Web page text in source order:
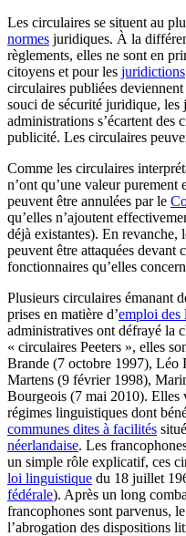
Les circulaires se situent au
normes juridiques. À la
règlements, elles ne sont en
citoyens et pour les juridictions
circulaires publiées
souci de sécurité juridique,
administrations s’écartent des
publicité. Les circulaires
Comme les circulaires
n’ont qu’une valeur
peuvent être annulées par le
qu’elles n’ajoutent
déjà existantes). En revanche,
peuvent être attaquées devant
fonctionnaires qu’elles
Plusieurs circulaires émanant
prises en matière d’emploi des
administratives ont défrayé la
« circulaires Peeters », elles
Brande (7 octobre 1997), Léo
Martens (9 février 1998),
Bourgeois (7 mai 2010). Elles
régimes linguistiques dont
communes dites à facilités
néerlandaise. Les
un simple rôle explicatif, ces
loi linguistique du 18 juillet
fédérale). Après un long
francophones sont parvenus,
l’abrogation des dispositions